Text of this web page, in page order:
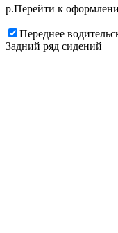
р.Перейти к
Переднее
Задний ряд сидений